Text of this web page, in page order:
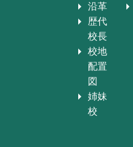
沿革
歴代
校長
校地
配置
図
姉妹
校